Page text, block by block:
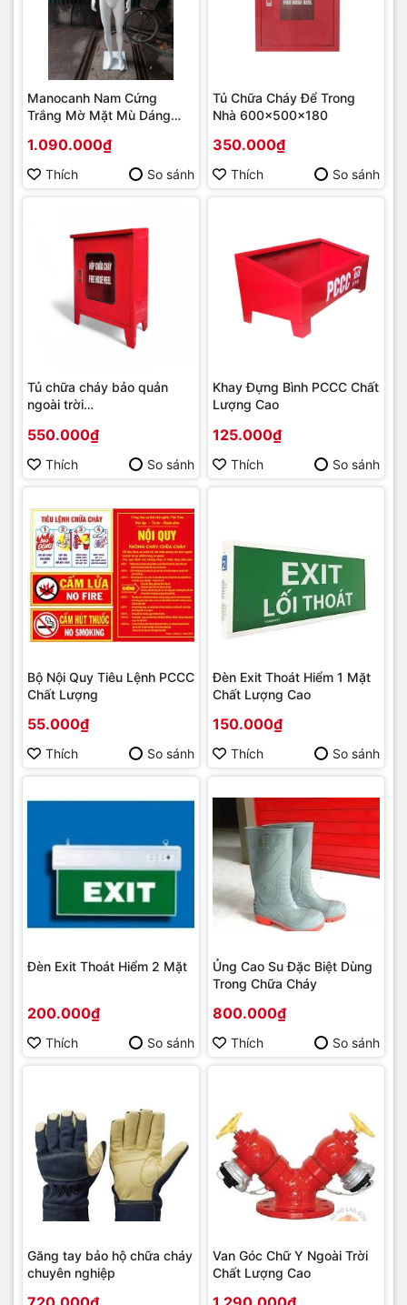
Manocanh Nam Cứng
Trắng Mờ Mặt Mù Dáng
1.090.000₫
Thích So sánh
Tủ Chữa Cháy Để Trong
Nhà 600x500x180
350.000₫
Thích So sánh
Tủ chữa cháy bảo quản
ngoài trời
550.000₫
Thích So sánh
Khay Đựng Bình PCCC Chất
Lượng Cao
125.000₫
Thích So sánh
Bộ Nội Quy Tiêu Lệnh PCCC
Chất Lượng
55.000₫
Thích So sánh
Đèn Exit Thoát Hiểm 1 Mặt
Chất Lượng Cao
150.000₫
Thích So sánh
Đèn Exit Thoát Hiểm 2 Mặt
200.000₫
Thích So sánh
Ủng Cao Su Đặc Biệt Dùng
Trong Chữa Cháy
800.000₫
Thích So sánh
Găng tay bảo hộ chữa cháy
chuyên nghiệp
Van Góc Chữ Y Ngoài Trời
Chất Lượng Cao